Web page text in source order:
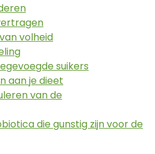
volheid
suikers
aan je dieet
van de
die gunstig zijn voor de